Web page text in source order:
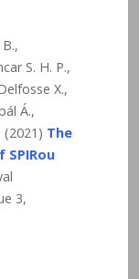
S. H. P.,
X.,
Á.,
(2021) The
SPIRou
3,